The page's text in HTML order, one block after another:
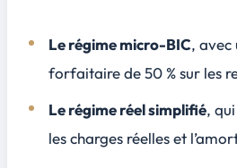
Le régime micro-BIC, avec
forfaitaire de 50 % sur les
Le régime réel simplifié,
les charges réelles et